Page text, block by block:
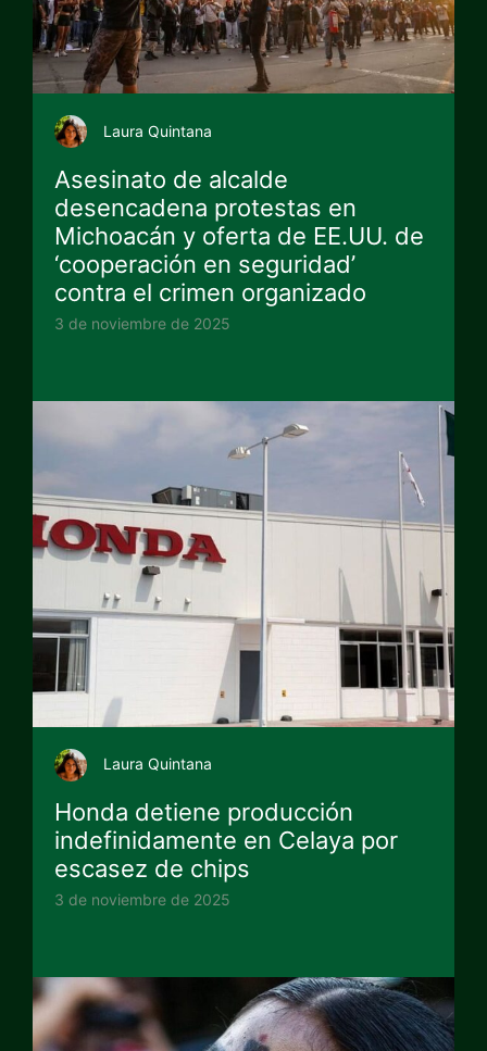
Laura Quintana
Asesinato de alcalde
desencadena protestas en
Michoacán y oferta de EE.UU. de
‘cooperación en seguridad’
contra el crimen organizado
3 de noviembre de 2025
Laura Quintana
Honda detiene producción
indefinidamente en Celaya por
escasez de chips
3 de noviembre de 2025